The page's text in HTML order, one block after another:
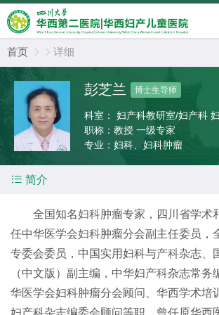
首页   详细
彭芝兰 博士生导师
科室：
妇产科
职称： 教授 一级专家
专业： 妇科、妇科肿瘤
 简介
全国知名妇科肿瘤专家，四川省学术
任中华医学会妇科肿瘤分会副主任委员，
专委会委员，中国实用妇科与产科杂志、
（中文版）副主编，中华妇产科杂志常务
华医学会妇科肿瘤分会顾问、华西学术培
妇产科杂志编委会顾问等职。曾任原华西